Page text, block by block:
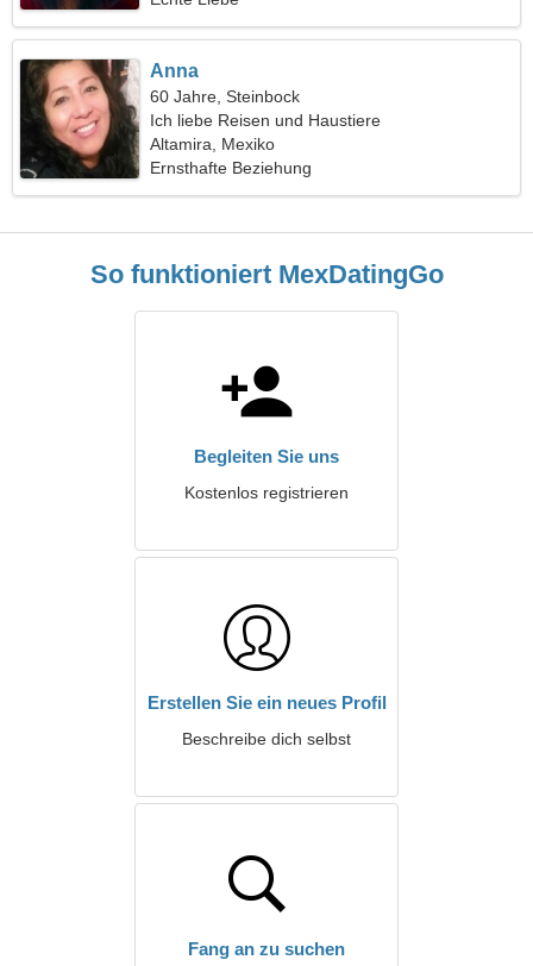
Anna
60 Jahre, Steinbock
Ich liebe Reisen und Haustiere
Altamira, Mexiko
Ernsthafte Beziehung
So funktioniert MexDatingGo
Begleiten Sie uns
Kostenlos registrieren
Erstellen Sie ein neues Profil
Beschreibe dich selbst
Fang an zu suchen